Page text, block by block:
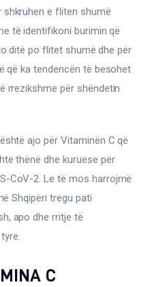
shkruhen e fliten shumë
të identifikoni burimin që
ditë po flitet shumë dhe për
që ka tendencën të besohet
rrezikshme për shëndetin
ajo për Vitaminën C që
thënë dhe kuruese për
CoV-2. Le të mos harrojmë
Shqipëri tregu pati
apo dhe rritje të
C